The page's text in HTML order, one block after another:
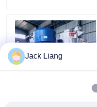
Referenzen
Kugel-Mühlmaschine
Jack Liang